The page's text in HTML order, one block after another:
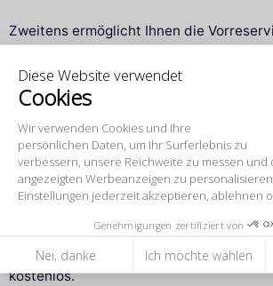
Diese Website verwendet
Cookies
Wir verwenden Cookies und Ihre
persönlichen Daten, um Ihr Surferlebnis zu
verbessern, unsere Reichweite zu messen und
angezeigten Werbeanzeigen zu
Einstellungen jederzeit akzeptieren, ablehnen
Genehmigungen zertifiziert von
Nei, danke Ich möchte wählen
Zweitens ermöglicht Ihnen die
bestimmte Gruppen, wie Studenten,
Großfamilien, zu profitieren. Außerdem
die das Erlebnis zu Hause verlängern
interaktive Geschichtemit dem Titel
verändern!" angeboten. Diese
Computer, Tablet oder Smartphone
Kinder Axel, einen jungen Axolotl, auf
Reise begleiten, in der er sich den
seiner Umwelt stellt. Diese Geschichte
erhältlich und für Abonnenten der Cité
kostenlos.